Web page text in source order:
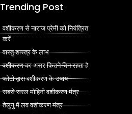
Trending Post
वशीकरण से नाराज प्रेमी को नियंत्रित
करें
वास्तु शास्त्र के लाभ
वशीकरण का असर कितने दिन रहता है
फोटो द्वारा वशीकरण के उपाय
सबसे सरल मोहिनी वशीकरण मंत्र
तेलुगु में लव वशीकरण मंत्र